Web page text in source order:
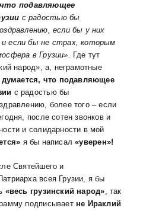
подавляющее
с радостью бы
если бы у них
если бы не страх, которым
в Грузии». Где тут
народ», а, неграмотные
думается, что подавляющее
с радостью бы
более того – если
после сотен звонков и
и солидарности в мой
я бы написал«уверен»!
Святейшего и
всея Грузии, я бы
«весь грузинский народ», так
подписывает не Ираклий